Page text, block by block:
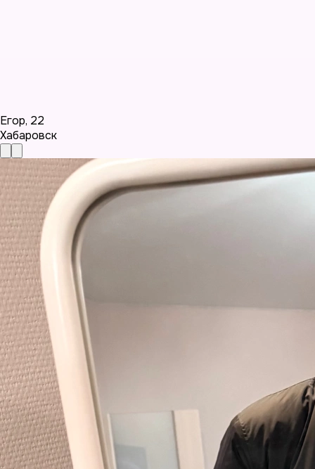
Егор, 22
Хабаровск